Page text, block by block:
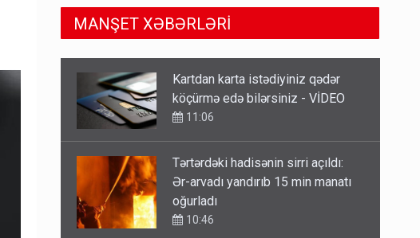
MANŞET XƏBƏRLƏRİ
Tərtərdəki hadisənin sirri açıldı:
Ər-arvadı yandırıb 15 min manatı
oğurladı
Əhaliyə hava ilə bağlı VACİB
XƏBƏRDARLIQ - Saat 11:00-dan…
09:15